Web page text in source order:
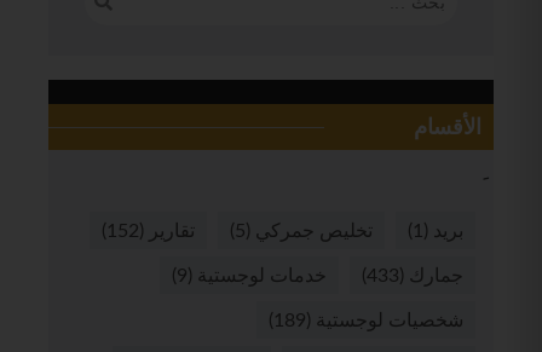
الأقسام
بريد (1) تخليص جمركي (5) تقارير (152)
جمارك (433) خدمات لوجستية (9)
شخصيات لوجستية (189)